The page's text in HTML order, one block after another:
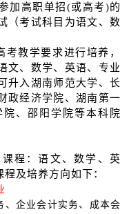
加高职单招(或高考)的
（考试科目为语文、数
教学要求进行培养，
文、数学、英语、专业
升入湖南师范大学、长
政经济学院、湖南第一
、邵阳学院等本科院
程：语文、数学、英
及培养方向如下：
、企业会计实务、成本会